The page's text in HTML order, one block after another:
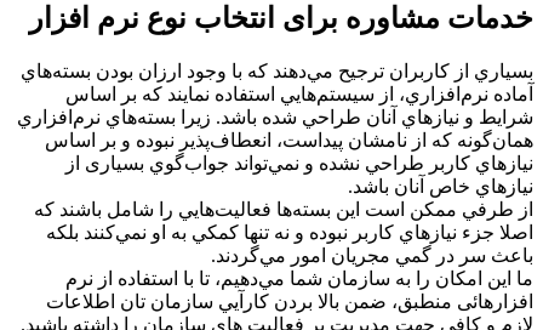
خدمات مشاوره برای انتخاب نوع نرم افزار
بسياري از كاربران ترجيح مي‌دهند كه با وجود ارزان بودن بسته‌هاي
آماده نرم‌افزاري، از سيستم‌هايي استفاده نمایند كه بر اساس
شرايط و نيازهاي آنان طراحي شده باشد. زيرا بسته‌هاي نرم‌افزاري
همان‌گونه كه از نامشان پيداست، انعطاف‌پذير نبوده و بر اساس
نيازهاي كاربر طراحي نشده و نمي‌تواند جواب‌گوي بسیاری از
نيازهاي خاص آنان باشد.
از طرفي ممكن است اين بسته‌ها فعاليت‌هايي را شامل باشند كه
اصلا جزء نيازهاي كاربر نبوده و نه تنها كمكي به او نمي‌كنند بلكه
باعث سر در گمي مجریان امور مي‌گردند.
ما اين امكان را به سازمان شما مي‌دهیم، تا با استفاده از نرم
افزارهائی منطبق، ضمن بالا بردن كارآيي سازمان تان اطلاعات
لازم و کافی جهت مديريت بر فعالیت های سازمان را داشته باشید.